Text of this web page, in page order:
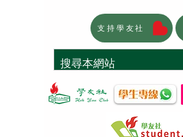
支持學友社